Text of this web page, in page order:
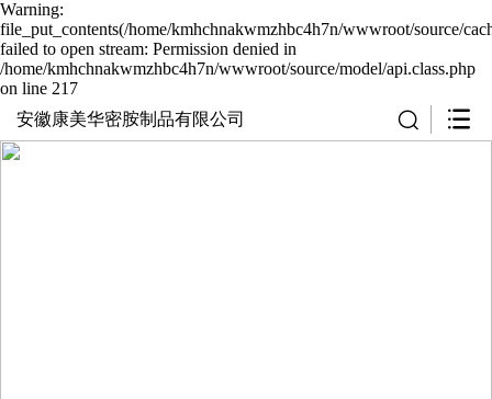
Warning:
file_put_contents(/home/kmhchnakwmzhbc4h7n/wwwroot/source/
failed to open stream: Permission denied in
/home/kmhchnakwmzhbc4h7n/wwwroot/source/model/api.class.php
on line 217
安徽康美华密胺制品有限公司